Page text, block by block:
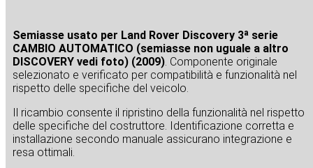
Semiasse usato per Land Rover Discovery 3ª serie
CAMBIO AUTOMATICO (semiasse non uguale a altro
DISCOVERY vedi foto) (2009). Componente originale
selezionato e verificato per compatibilità e funzionalità nel
rispetto delle specifiche del veicolo.
Il ricambio consente il ripristino della funzionalità nel rispetto
delle specifiche del costruttore. Identificazione corretta e
installazione secondo manuale assicurano integrazione e
resa ottimali.